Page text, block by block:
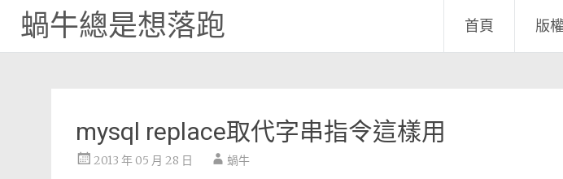
蝸牛總是想落跑 首頁 版
mysql replace取代字串指令這樣用
2013 年 05 月 28 日 蝸牛